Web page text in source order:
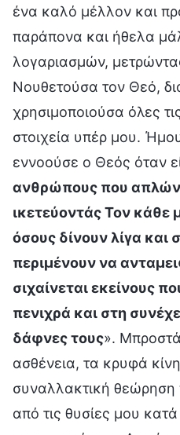
ένα καλό μέλλον και
παράπονα και ήθελα
λογαριασμών,
Νουθετούσα τον Θεό,
χρησιμοποιούσα όλες
στοιχεία υπέρ μου.
εννοούσε ο Θεός όταν
ανθρώπους που
ικετεύοντάς Τον
όσους δίνουν λίγα και
περιμένουν να
σιχαίνεται εκείνους
πενιχρά και στη
δάφνες τους».
ασθένεια, τα κρυφά
συναλλακτική θεώρηση
από τις θυσίες μου